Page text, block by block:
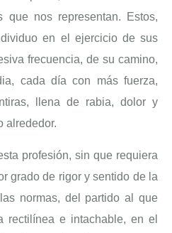
que nos representan. Estos,
en el ejercicio de sus
frecuencia, de su camino,
cada día con más fuerza,
llena de rabia, dolor y
alrededor.
profesión, sin que requiera
grado de rigor y sentido de la
normas, del partido al que
rectilínea e intachable, en el